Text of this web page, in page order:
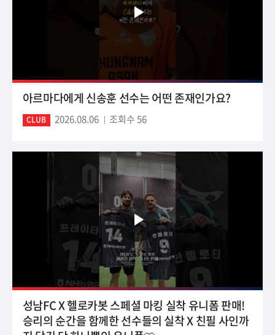
아르마다에게 신송훈 선수는 어떤 존재인가요?
CLUB 2026.08.06 조회수 56
성남FC X 헬로카봇 스페셜 마킹 실착 유니폼 판매!
승리의 순간을 함께한 선수들의 실착 X 친필 사인까